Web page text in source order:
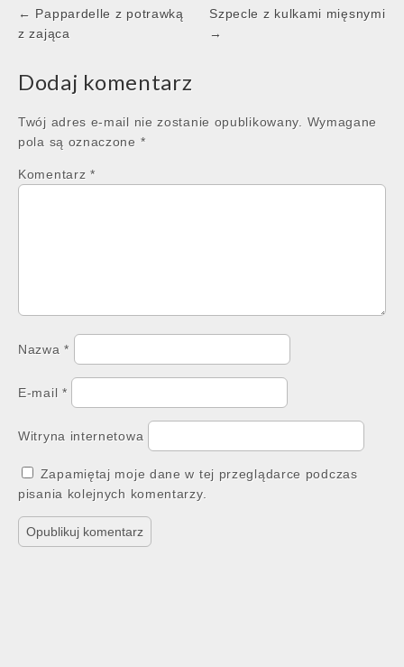
Post
navigation
← Pappardelle z potrawką
z zająca
Szpecle z kulkami mięsnymi
→
Dodaj komentarz
Twój adres e-mail nie zostanie opublikowany.
Wymagane
pola są oznaczone *
Komentarz *
Nazwa*
E-mail *
Witryna internetowa
Zapamiętaj moje dane w tej przeglądarce podczas
pisania kolejnych komentarzy.